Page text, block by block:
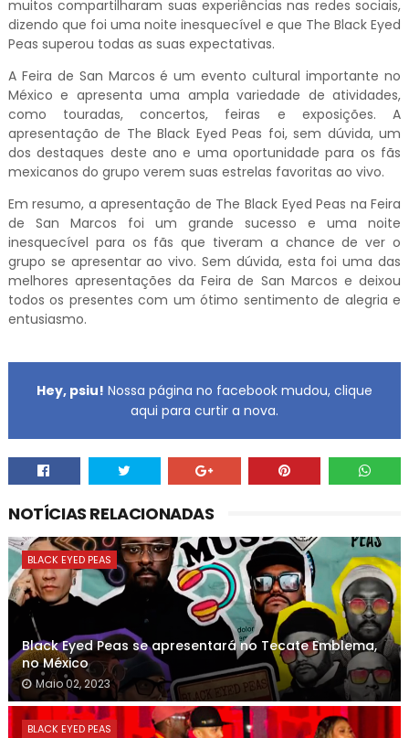
muitos compartilharam suas experiências nas redes sociais,
dizendo que foi uma noite inesquecível e que The Black Eyed
Peas superou todas as suas expectativas.
A Feira de San Marcos é um evento cultural importante no
México e apresenta uma ampla variedade de atividades,
como touradas, concertos, feiras e exposições. A
apresentação de The Black Eyed Peas foi, sem dúvida, um
dos destaques deste ano e uma oportunidade para os fãs
mexicanos do grupo verem suas estrelas favoritas ao vivo.
Em resumo, a apresentação de The Black Eyed Peas na Feira
de San Marcos foi um grande sucesso e uma noite
inesquecível para os fãs que tiveram a chance de ver o
grupo se apresentar ao vivo. Sem dúvida, esta foi uma das
melhores apresentações da Feira de San Marcos e deixou
todos os presentes com um ótimo sentimento de alegria e
entusiasmo.
Hey, psiu! Nossa página no facebook mudou, clique
aqui para curtir a nova.
NOTÍCIAS RELACIONADAS
BLACK EYED PEAS
Black Eyed Peas se apresentará no Tecate Emblema,
no México
Maio 02, 2023
BLACK EYED PEAS